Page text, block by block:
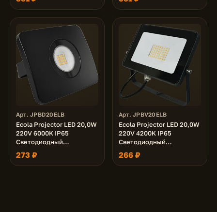
Черный 110x80x30
Черный 110x80x30
Арт. JPBD20ELB
Ecola Projector LED 20,0W
220V 6000K IP65
Светодиодный
Прожектор тонкий
Черный 125x95x30
273 ₽
Арт. JPBV20ELB
Ecola Projector LED 20,0W
220V 4200K IP65
Светодиодный
Прожектор тонкий
Черный 125x95x30
266 ₽